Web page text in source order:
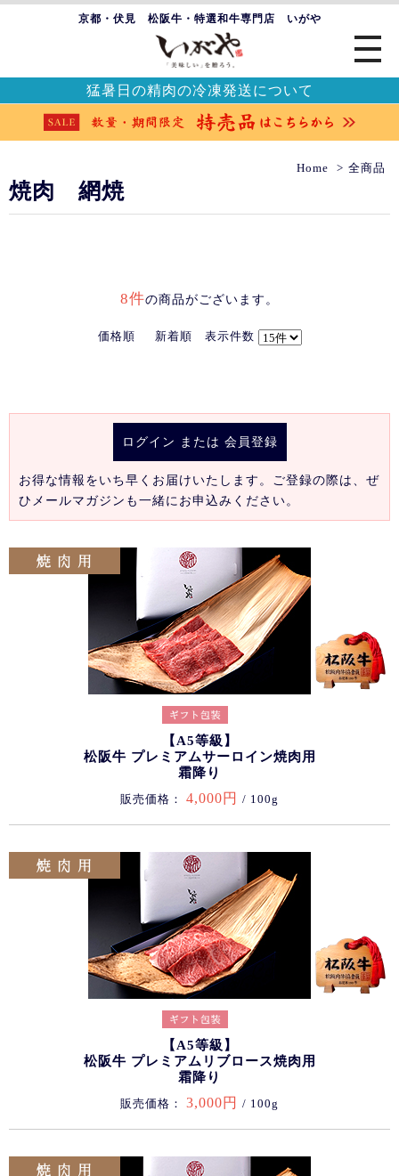
京都・伏見 松阪牛・特選和牛専門店 いがや
猛暑日の精肉の冷凍発送について
Home 全商品
焼肉 網焼
8件の商品がございます。
価格順 新着順 表示件数
ログイン または 会員登録
お得な情報をいち早くお届けいたします。ご登録の際は、ぜ
ひメールマガジンも一緒にお申込みください。
【A5等級】
松阪牛 プレミアムサーロイン焼肉用
霜降り
販売価格： 4,000円 / 100g
【A5等級】
松阪牛 プレミアムリブロース焼肉用
霜降り
販売価格： 3,000円 / 100g